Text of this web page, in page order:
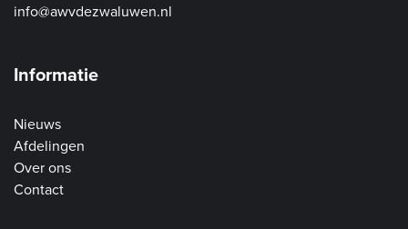
info@awvdezwaluwen.nl
Informatie
Nieuws
Afdelingen
Over ons
Contact